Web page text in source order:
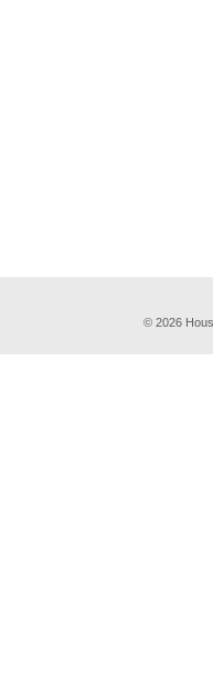
© 2026